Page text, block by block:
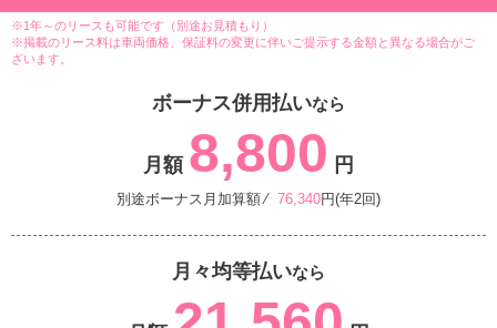
※1年～のリースも可能です（別途お見積もり）
※掲載のリース料は車両価格、保証料の変更に伴いご提示する金額と異なる場合がご
ざいます。
ボーナス併用払いなら
月額 8,800 円
別途ボーナス月加算額 ⁄ 76,340円(年2回)
月々均等払いなら